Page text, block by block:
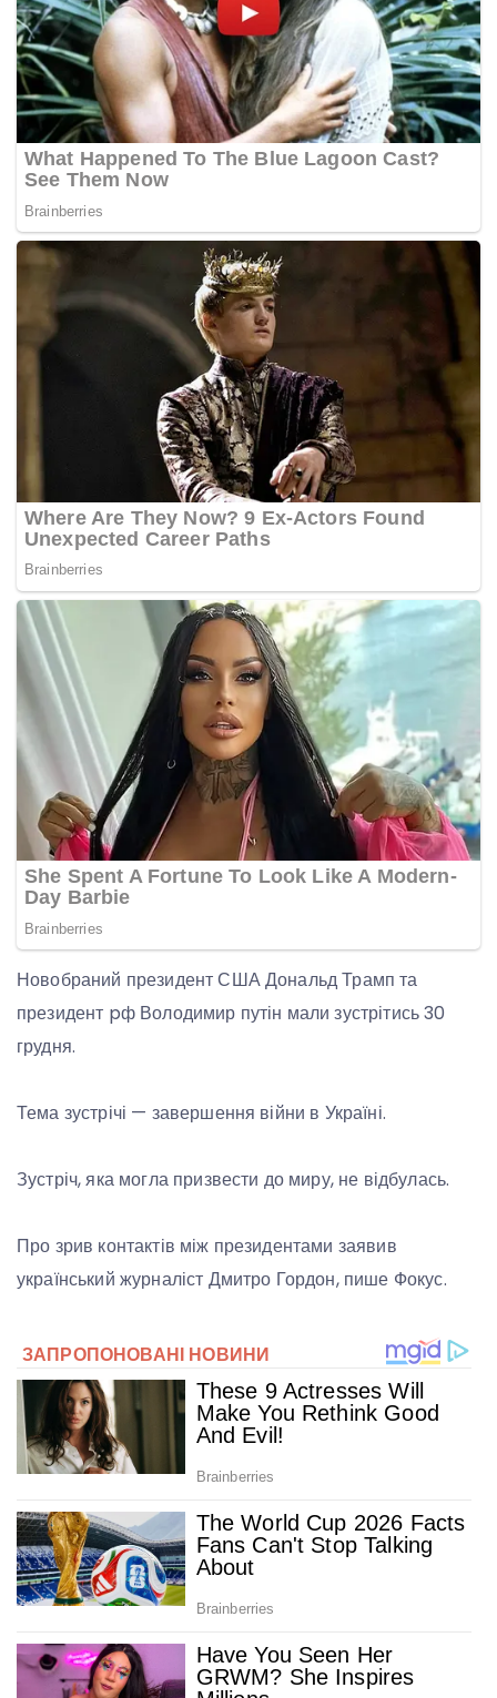
Новобраний президент США Дональд Трамп та
президент pф Володимир путін мали зустрітись 30
грудня.
Тема зустрічі — завершення війни в Україні.
Зустріч, яка могла призвести до миру, не відбулась.
Про зрив контактів між президентами заявив
український журналіст Дмитро Гордон, пише Фокус.